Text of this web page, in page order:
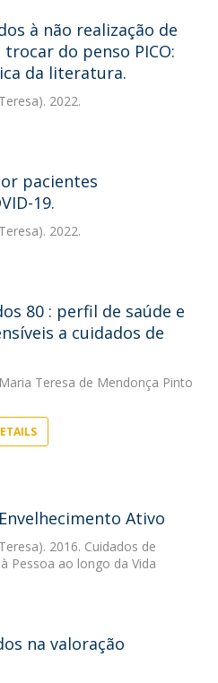
à não realização de
do penso PICO:
da literatura.
2022.
pacientes
19.
2022.
80 : perfil de saúde e
a cuidados de
Teresa de Mendonça Pinto
Ativo
2016. Cuidados de
Pessoa ao longo da Vida
na valoração